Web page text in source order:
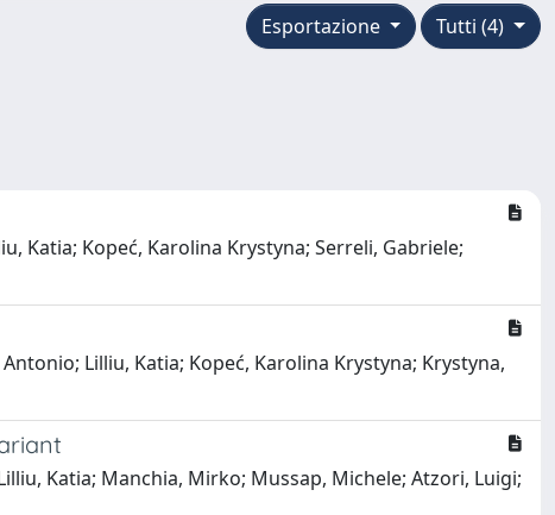
Tutti (4)
Esportazione
Katia; Kopeć, Karolina Krystyna; Serreli, Gabriele;
Lilliu, Katia; Kopeć, Karolina Krystyna; Krystyna,
Katia; Manchia, Mirko; Mussap, Michele; Atzori, Luigi;